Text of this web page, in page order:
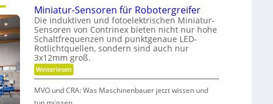
e
r
K
u
n
s
s
s
z
e
i
t
d
a
n
e
-
u
n
d
g
e
r
b
u
s
t
e
u
n
d
s
i
c
Miniatur-Sensoren für Robotergreifer
Die induktiven und fotoelektrischen Miniatur-
Sensoren von Contrinex bieten nicht nur hohe
Schaltfrequenzen und punktgenaue LED-
Rotlichtquellen, sondern sind auch nur
3x12mm groß.
Weiterlesen:
M
n
i
MVO und CRA: Was Maschinenbauer jetzt wissen und